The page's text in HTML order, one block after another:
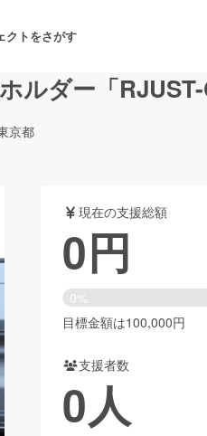
クトをさがす
・パフォーマンス
・漫画
ティー・ヘルスケア
ルダー「RJUST-
京都
現在の支援総額
0円
0%
目標金額は100,000円
支援者数
0人